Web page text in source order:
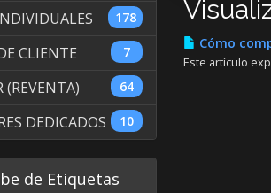
178
7
CLIENTE
64
(REVENTA)
10
DEDICADOS
Cómo
Este artículo
de Etiquetas